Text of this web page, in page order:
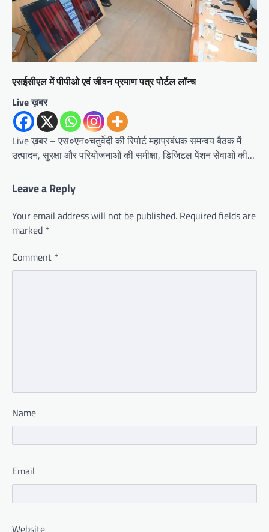
एसईसीएल में पीपीओ एवं जीवन प्रमाण पत्र पोर्टल लॉन्च
Live ख़बर
Live ख़बर – एस०एन०चतुर्वेदी की रिपोर्ट महाप्रबंधक समन्वय बैठक में
उत्पादन, सुरक्षा और परियोजनाओं की समीक्षा, डिजिटल पेंशन सेवाओं की…
Leave a Reply
Your email address will not be published. Required fields are
marked *
Comment *
Name
Email
Website